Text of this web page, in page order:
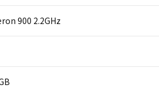
900 2.2GHz